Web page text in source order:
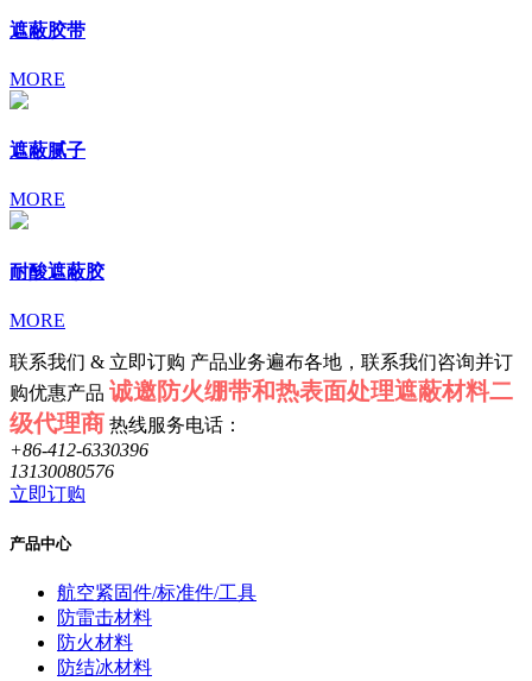
遮蔽胶带
MORE
遮蔽腻子
MORE
耐酸遮蔽胶
MORE
联系我们 & 立即订购 产品业务遍布各地，联系我们咨询并订
购优惠产品 诚邀防火绷带和热表面处理遮蔽材料二
级代理商 热线服务电话：
+86-412-6330396
13130080576
立即订购
产品中心
航空紧固件/标准件/工具
防雷击材料
防火材料
防结冰材料